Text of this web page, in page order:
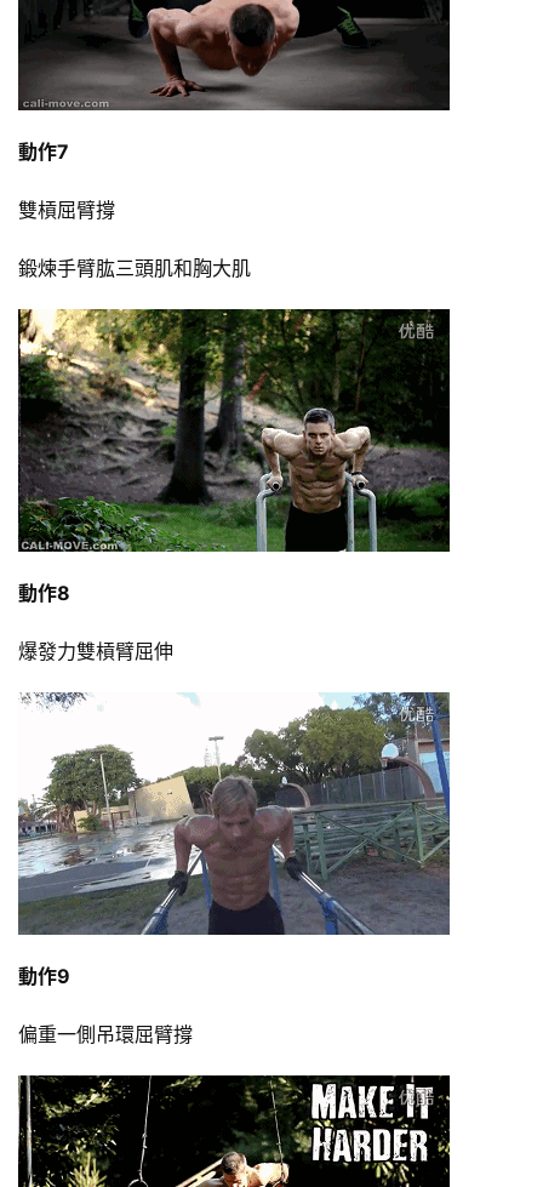
動作7
雙槓屈臂撐
鍛煉手臂肱三頭肌和胸大肌
動作8
爆發力雙槓臂屈伸
動作9
偏重一側吊環屈臂撐